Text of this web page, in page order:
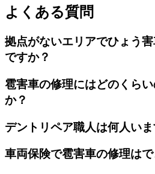
よくある質問
拠点がないエリアでひょう
ですか？
雹害車の修理にはどのくら
か？
デントリペア職人は何人いま
車両保険で雹害車の修理はで